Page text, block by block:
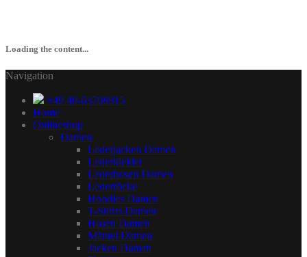
Loading the content...
Navigation
+49 40-63708915
Home
Onlineshop
Damen
Lederjacken Damen
Lederkleider
Lederhosen Damen
Lederröcke
Hoodies Damen
T-Shirts Damen
Hosen Damen
Mäntel Damen
Jacken Damen